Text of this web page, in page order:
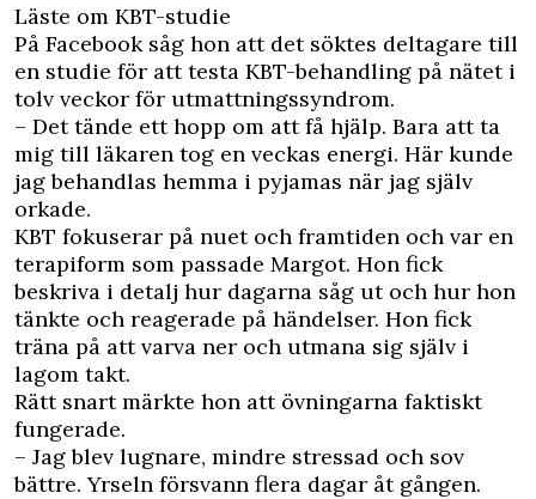
Läste om KBT-studie
På Facebook såg hon att det söktes deltagare till
en studie för att testa KBT-behandling på nätet i
tolv veckor för utmattningssyndrom.
– Det tände ett hopp om att få hjälp. Bara att ta
mig till läkaren tog en veckas energi. Här kunde
jag behandlas hemma i pyjamas när jag själv
orkade.
KBT fokuserar på nuet och framtiden och var en
terapiform som passade Margot. Hon fick
beskriva i detalj hur dagarna såg ut och hur hon
tänkte och reagerade på händelser. Hon fick
träna på att varva ner och utmana sig själv i
lagom takt.
Rätt snart märkte hon att övningarna faktiskt
fungerade.
– Jag blev lugnare, mindre stressad och sov
bättre. Yrseln försvann flera dagar åt gången.